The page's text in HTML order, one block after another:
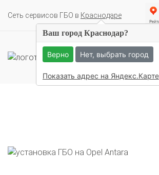
Cеть сервисов ГБО в Краснодаре
+7
Ваш город Краснодар?
Верно Нет, выбрать город
Показать адрес на Яндекс.Карте